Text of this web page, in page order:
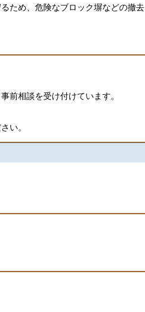
ため、危険なブロック塀などの撤去
前相談を受け付けています。
い。